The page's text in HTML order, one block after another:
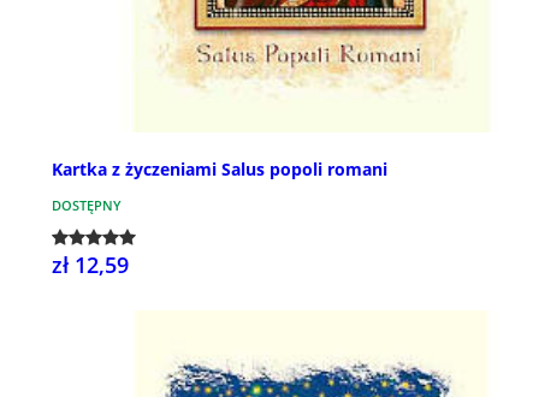
Kartka z życzeniami Salus popoli romani
DOSTĘPNY
zł 12,59